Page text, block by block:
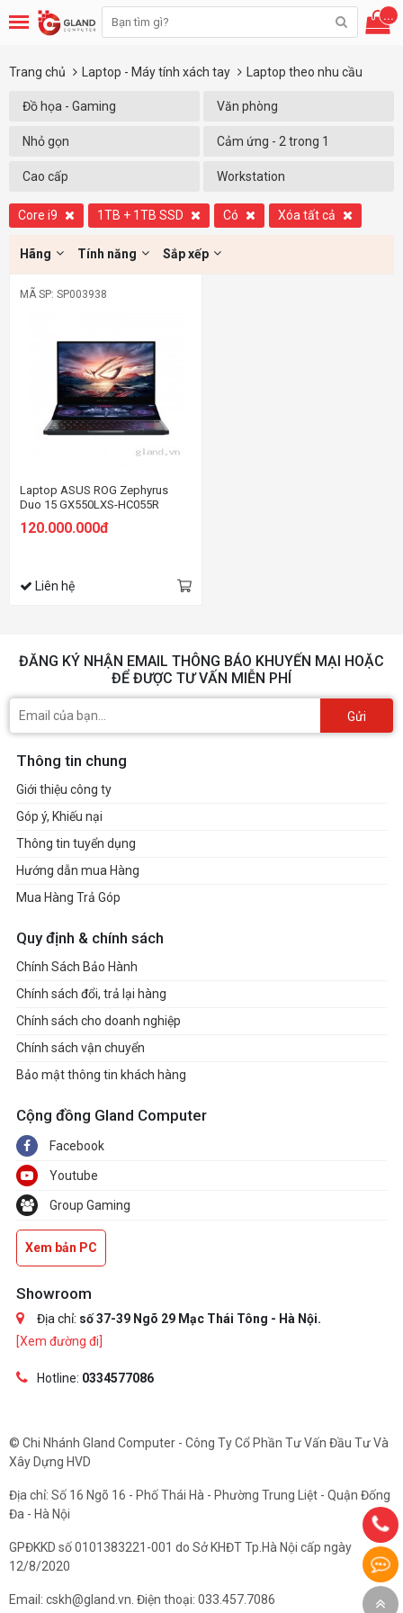
...
Trang chủ Laptop - Máy tính xách tay Laptop theo nhu cầu
Đồ họa - Gaming Văn phòng
Nhỏ gọn Cảm ứng - 2 trong 1
Cao cấp Workstation
Core i9 1TB + 1TB SSD Có Xóa tất cả
Hãng Tính năng Sắp xếp
MÃ SP: SP003938
Laptop ASUS ROG Zephyrus
Duo 15 GX550LXS-HC055R
120.000.000đ
Liên hệ
ĐĂNG KÝ NHẬN EMAIL THÔNG BÁO KHUYẾN MẠI HOẶC
ĐỂ ĐƯỢC TƯ VẤN MIỄN PHÍ
Gửi
Thông tin chung
Giới thiệu công ty
Góp ý, Khiếu nại
Thông tin tuyển dụng
Hướng dẫn mua Hàng
Mua Hàng Trả Góp
Quy định & chính sách
Chính Sách Bảo Hành
Chính sách đổi, trả lại hàng
Chính sách cho doanh nghiệp
Chính sách vận chuyển
Bảo mật thông tin khách hàng
Cộng đồng Gland Computer
Facebook
Youtube
Group Gaming
Xem bản PC
Showroom
Địa chỉ: số 37-39 Ngõ 29 Mạc Thái Tông - Hà Nội.
[Xem đường đi]
Hotline: 0334577086
© Chi Nhánh Gland Computer - Công Ty Cổ Phần Tư Vấn Đầu Tư Và
Xây Dựng HVD
Địa chỉ: Số 16 Ngõ 16 - Phố Thái Hà - Phường Trung Liệt - Quận Đống
Đa - Hà Nội
GPĐKKD số 0101383221-001 do Sở KHĐT Tp.Hà Nội cấp ngày
12/8/2020
Email: cskh@gland.vn. Điện thoại: 033.457.7086